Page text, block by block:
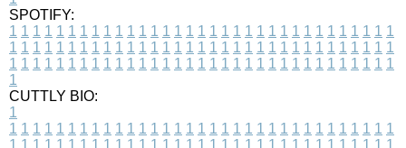
SPOTIFY:
1 1 1 1 1 1 1 1 1 1 1 1 1 1 1 1 1 1 1 1 1 1 1 1 1 1 1 1 1 1 1 1 1
1 1 1 1 1 1 1 1 1 1 1 1 1 1 1 1 1 1 1 1 1 1 1 1 1 1 1 1 1 1 1 1 1
1 1 1 1 1 1 1 1 1 1 1 1 1 1 1 1 1 1 1 1 1 1 1 1 1 1 1 1 1 1 1 1 1
1
CUTTLY BIO:
1
1 1 1 1 1 1 1 1 1 1 1 1 1 1 1 1 1 1 1 1 1 1 1 1 1 1 1 1 1 1 1 1 1
1 1 1 1 1 1 1 1 1 1 1 1 1 1 1 1 1 1 1 1 1 1 1 1 1 1 1 1 1 1 1 1 1